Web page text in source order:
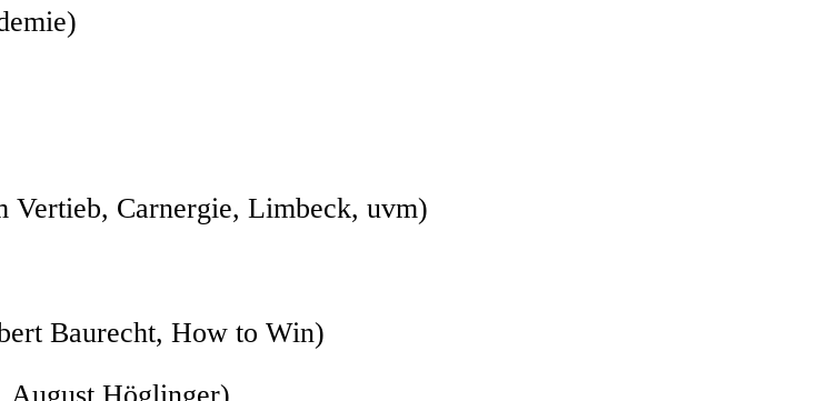
Carnergie, Limbeck, uvm)
Baurecht, How to Win)
August Höglinger)